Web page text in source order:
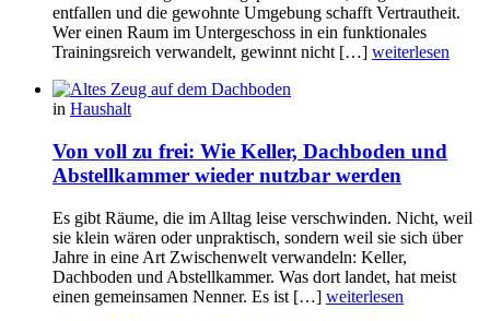
entfallen und die gewohnte Umgebung schafft Vertrautheit.
Wer einen Raum im Untergeschoss in ein funktionales
Trainingsreich verwandelt, gewinnt nicht […] weiterlesen
in Haushalt
Von voll zu frei: Wie Keller, Dachboden und
Abstellkammer wieder nutzbar werden
Es gibt Räume, die im Alltag leise verschwinden. Nicht, weil
sie klein wären oder unpraktisch, sondern weil sie sich über
Jahre in eine Art Zwischenwelt verwandeln: Keller,
Dachboden und Abstellkammer. Was dort landet, hat meist
einen gemeinsamen Nenner. Es ist […] weiterlesen